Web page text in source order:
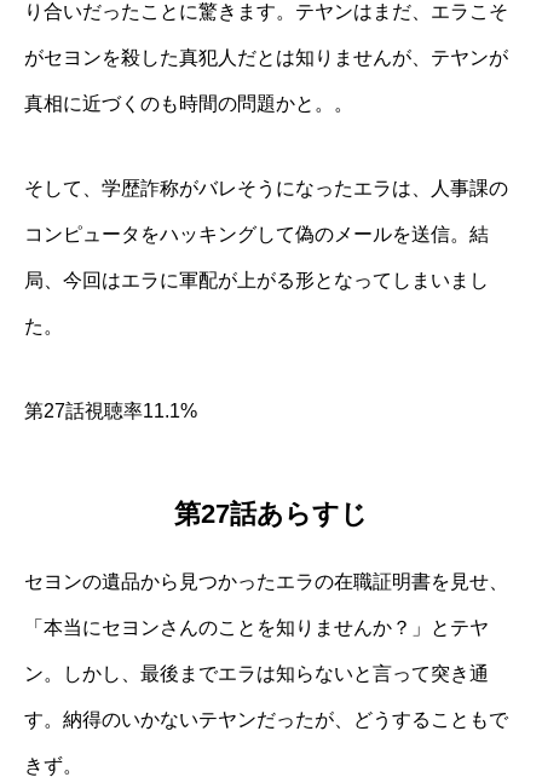
り合いだったことに驚きます。テヤンはまだ、エラこそ
がセヨンを殺した真犯人だとは知りませんが、テヤンが
真相に近づくのも時間の問題かと。。
そして、学歴詐称がバレそうになったエラは、人事課の
コンピュータをハッキングして偽のメールを送信。結
局、今回はエラに軍配が上がる形となってしまいまし
た。
第27話視聴率11.1%
第27話あらすじ
セヨンの遺品から見つかったエラの在職証明書を見せ、
「本当にセヨンさんのことを知りませんか？」とテヤ
ン。しかし、最後までエラは知らないと言って突き通
す。納得のいかないテヤンだったが、どうすることもで
きず。